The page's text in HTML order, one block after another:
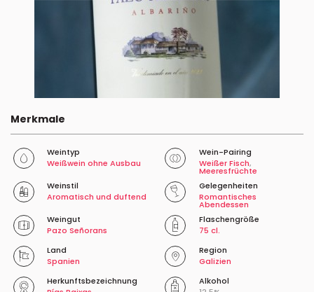
Merkmale
Weintyp
Weißwein ohne Ausbau
Wein-Pairing
Weißer Fisch,
Meeresfrüchte
Weinstil
Aromatisch und duftend
Gelegenheiten
Romantisches
Abendessen
Weingut
Pazo Señorans
Flaschengröße
75 cl.
Land
Spanien
Region
Galizien
Herkunftsbezeichnung
Alkohol